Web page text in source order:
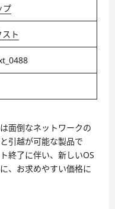
プ
ト
面倒なネットワークの
引越が可能な製品で
終了に伴い、新しいOS
、お求めやすい価格に